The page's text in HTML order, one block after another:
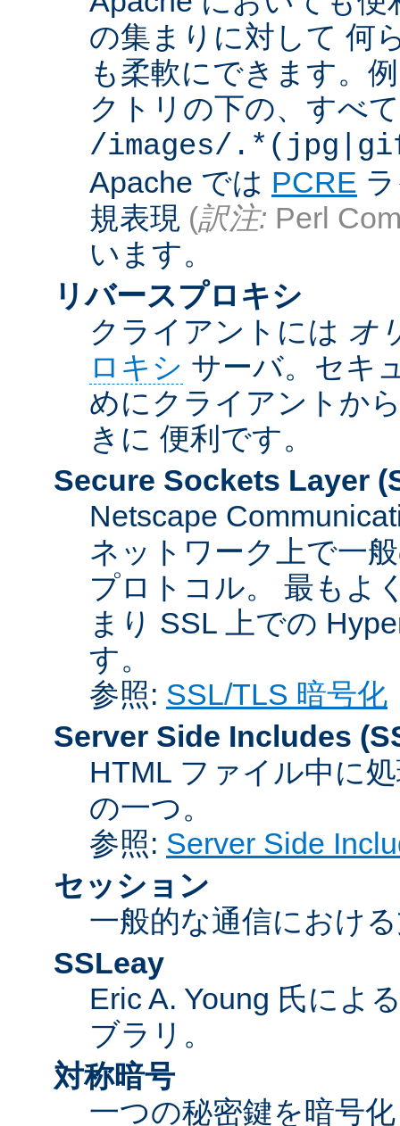
の集まりに対して 何
も柔軟にできます。
クトリの下の、すべ
/images/
Apache では PCRE
規表現 (訳注: Perl
います。
リバースプロキシ
クライアントには オ
ロキシ サーバ。セキ
めにクライアントか
きに 便利です。
Secure Sockets Layer
Netscape
ネットワーク上で一
プロトコル。 最もよ
まり SSL 上での
す。
参照: SSL/TLS 暗号化
Server Side Includes
HTML ファイル中に
の一つ。
参照: Server Side
セッション
一般的な通信におけ
SSLeay
Eric A. Young 氏によ
ブラリ。
対称暗号
一つの秘密鍵を暗号